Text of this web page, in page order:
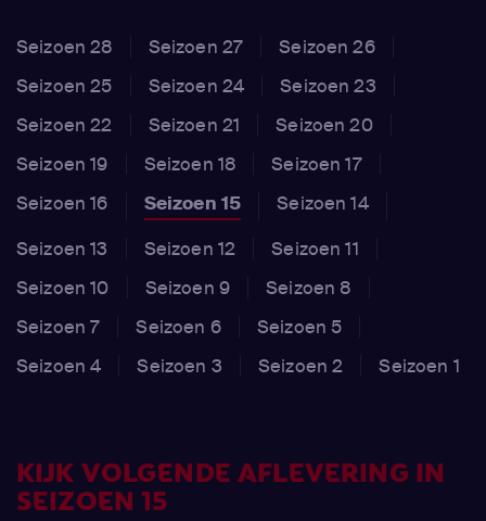
Seizoen 28 Seizoen 27
Seizoen 26
Seizoen 25
Seizoen 24
Seizoen 23
Seizoen 22
Seizoen 21
Seizoen 20
Seizoen 19
Seizoen 18
Seizoen 17
Seizoen 16
Seizoen 15
Seizoen 14
Seizoen 13
Seizoen 12
Seizoen 11
Seizoen 10
Seizoen 9
Seizoen 8
Seizoen 7
Seizoen 6
Seizoen 5
Seizoen 4
Seizoen 3 Seizoen 2 Seizoen 1
KIJK VOLGENDE AFLEVERING IN
SEIZOEN 15